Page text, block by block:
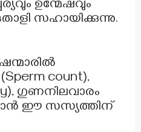
ഉന്മേഷവും
സഹായിക്കുന്നു.
count),
ഗുണനിലവാരം
ഈ സസ്യത്തിന്